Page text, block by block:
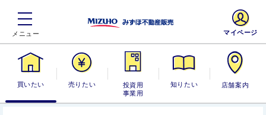
買いたい 売りたい
投資用・事業
用
知りたい 店舗案内
マイページ